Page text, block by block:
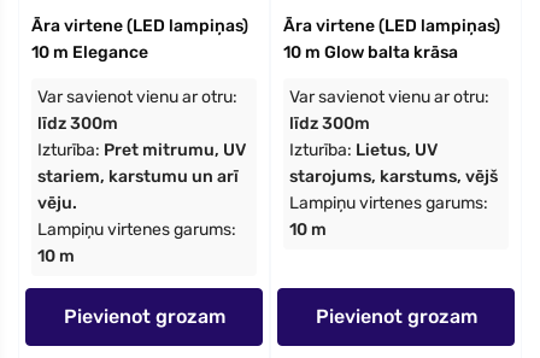
Āra virtene (LED lampiņas)
10 m Elegance
Var savienot vienu ar otru:
līdz 300m
Izturība: Pret mitrumu, UV
stariem, karstumu un arī
vēju.
Lampiņu virtenes garums:
10 m
Pievienot grozam
Āra virtene (LED lampiņas)
10 m Glow balta krāsa
Var savienot vienu ar otru:
līdz 300m
Izturība: Lietus, UV
starojums, karstums, vējš
Lampiņu virtenes garums:
10 m
Pievienot grozam